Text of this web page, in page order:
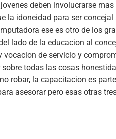
deben involucrarse
la idoneidad para ser concejal
ese es otro de los
lado de la educacion al
vocacion de servicio y
sobre todas las cosas
robar, la capacitacion es
asesorar pero esas otras